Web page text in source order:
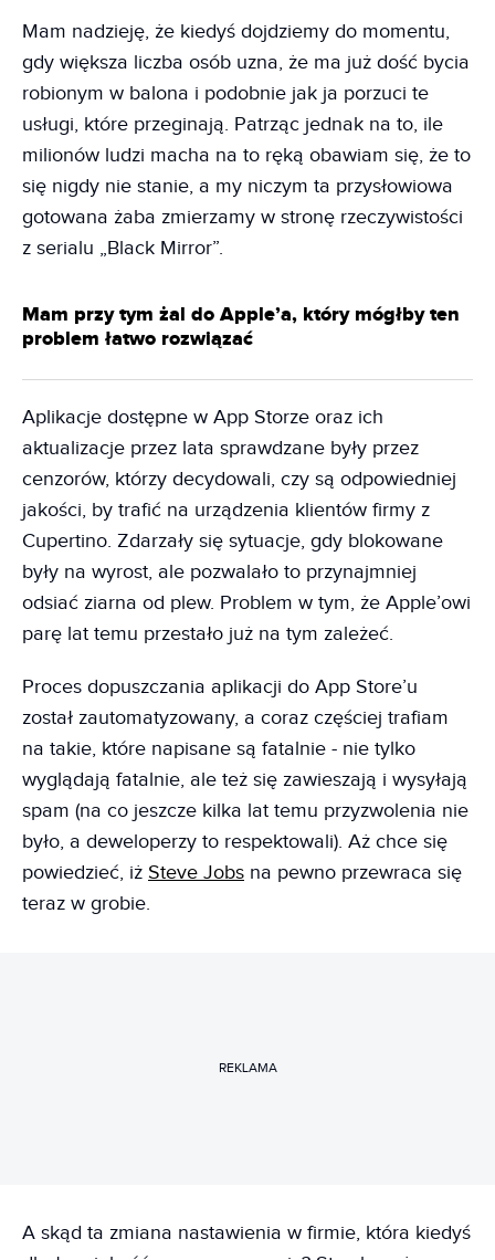
Mam nadzieję, że kiedyś dojdziemy do momentu,
gdy większa liczba osób uzna, że ma już dość bycia
robionym w balona i podobnie jak ja porzuci te
usługi, które przeginają. Patrząc jednak na to, ile
milionów ludzi macha na to ręką obawiam się, że to
się nigdy nie stanie, a my niczym ta przysłowiowa
gotowana żaba zmierzamy w stronę rzeczywistości
z serialu „Black Mirror”.
Mam przy tym żal do Apple’a, który mógłby ten
problem łatwo rozwiązać
Aplikacje dostępne w App Storze oraz ich
aktualizacje przez lata sprawdzane były przez
cenzorów, którzy decydowali, czy są odpowiedniej
jakości, by trafić na urządzenia klientów firmy z
Cupertino. Zdarzały się sytuacje, gdy blokowane
były na wyrost, ale pozwalało to przynajmniej
odsiać ziarna od plew. Problem w tym, że Apple’owi
parę lat temu przestało już na tym zależeć.
Proces dopuszczania aplikacji do App Store’u
został zautomatyzowany, a coraz częściej trafiam
na takie, które napisane są fatalnie - nie tylko
wyglądają fatalnie, ale też się zawieszają i wysyłają
spam (na co jeszcze kilka lat temu przyzwolenia nie
było, a deweloperzy to respektowali). Aż chce się
powiedzieć, iż Steve Jobs na pewno przewraca się
teraz w grobie.
REKLAMA
A skąd ta zmiana nastawienia w firmie, która kiedyś